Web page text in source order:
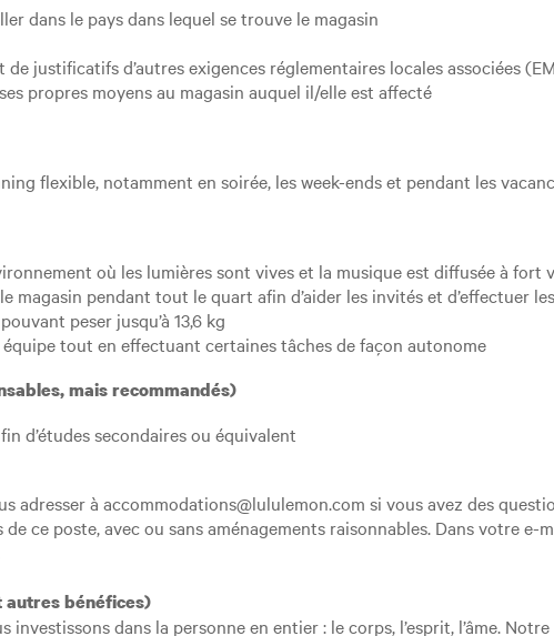
dans le pays dans lequel se trouve le magasin
justificatifs d’autres exigences réglementaires locales associées
propres moyens au magasin auquel il/elle est affecté
flexible, notamment en soirée, les week-ends et pendant les
où les lumières sont vives et la musique est diffusée à fort
magasin pendant tout le quart afin d’aider les invités et d’effectuer
peser jusqu’à 13,6 kg
équipe tout en effectuant certaines tâches de façon autonome
mais recommandés)
d’études secondaires ou équivalent
adresser à accommodations@lululemon.com si vous avez des
ce poste, avec ou sans aménagements raisonnables. Dans votre
autres bénéfices)
dans la personne en entier : le corps, l’esprit, l’âme.